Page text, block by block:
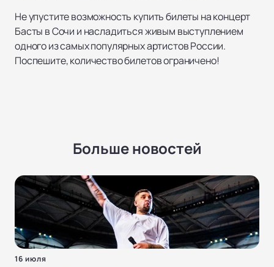
Не упустите возможность купить билеты на концерт
Басты в Сочи и насладиться живым выступлением
одного из самых популярных артистов России.
Поспешите, количество билетов ограничено!
Больше новостей
16 июля